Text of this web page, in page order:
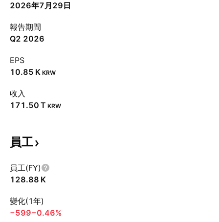
2026年7月29日
報告期間
Q2 2026
EPS
‪10.85 K‬ KRW
收入
‪171.50 T‬ KRW
員工
員工(FY)
‪128.88 K‬
變化(1年)
−599−0.46%